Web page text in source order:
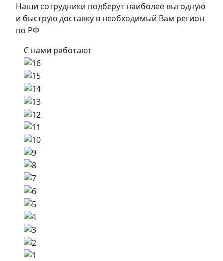
Наши сотрудники подберут наиболее выгодную
и быструю доставку в необходимый Вам регион
по РФ
С нами работают